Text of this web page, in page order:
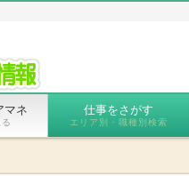
マネ 仕事をさがす
エリア別・職種別検索